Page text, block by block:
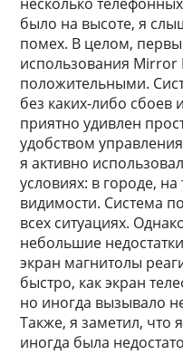
было на высоте, я
помех. В целом,
использования
положительными.
без каких-либо сбоев
приятно удивлен
удобством
я активно
условиях: в городе,
видимости. Система
всех ситуациях.
небольшие
экран магнитолы
быстро, как экран
но иногда вызывало
Также, я заметил, что
иногда была